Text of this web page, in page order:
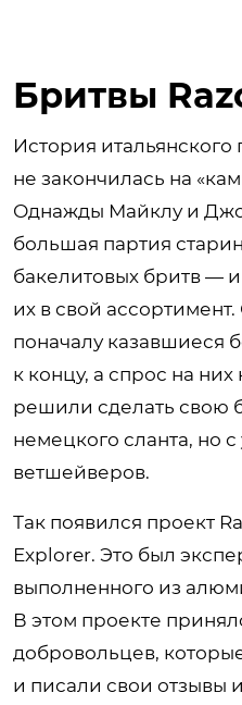
Бритвы
История итальянского
не закончилась на
Однажды Майклу и
большая партия
бакелитовых бритв —
их в свой
поначалу казавшиеся
к концу, а спрос на них
решили сделать свою
немецкого сланта, но
ветшейверов.
Так появился проект
Explorer. Это был
выполненного из
В этом проекте
добровольцев,
и писали свои отзывы